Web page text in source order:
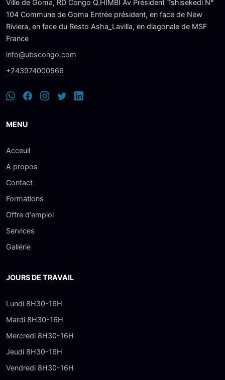
Ville de Goma, RD Congo Q.HIMBI Av Président Tshisekedi N°
104 Commune de Goma Entrée président, en face de New
Riviera, en face du Resto Asha_Lavilla, en diagonale de MSF
France
info@ubscongo.com
+243974000566
MENU
Acceuil
A propos
Contact
Formations
Offre d'emploi
Services
Gallérie
JOURS DE TRAVAIL
Lundi 8H30-16H
Mardi 8H30-16H
Mercredi 8H30-16H
Jeudi 8H30-16H
Vendredi 8H30-16H